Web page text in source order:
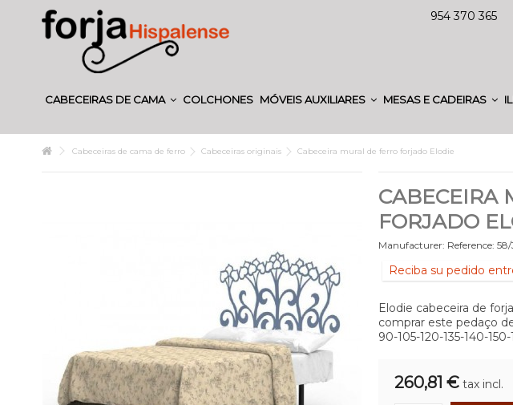
954 370 365
CABECEIRAS DE CAMA COLCHONES MÓVEIS AUXILIARES MESAS E CADEIRAS
Cabeceiras de cama de ferro Cabeceiras originais Cabeceira mural de ferro forjado Elodie
CABECEIRA
FORJADO
Manufacturer: Reference:
Reciba su pedido
Elodie cabeceira de
comprar este pedaço
90-105-120-135-140-
260,81 € tax incl.